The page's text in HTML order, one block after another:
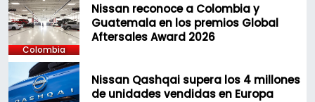
Colombia
Nissan reconoce a Colombia y
Guatemala en los premios Global
Aftersales Award 2026
Nissan Qashqai supera los 4 millones
de unidades vendidas en Europa